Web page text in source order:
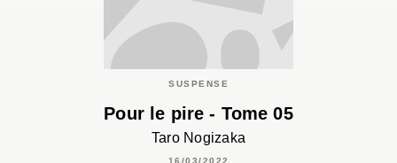
SUSPENSE
Pour le pire - Tome 05
Taro Nogizaka
16/03/2022